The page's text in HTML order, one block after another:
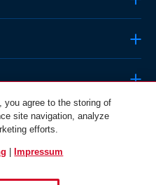
you agree to the storing of
site navigation, analyze
efforts.
Impressum